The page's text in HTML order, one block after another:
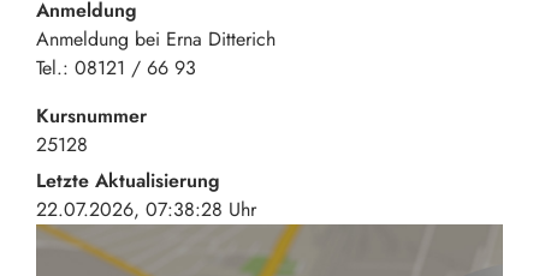
Anmeldung
Anmeldung bei Erna Ditterich
Tel.: 08121 / 66 93
Kursnummer
25128
Letzte Aktualisierung
22.07.2026, 07:38:28 Uhr